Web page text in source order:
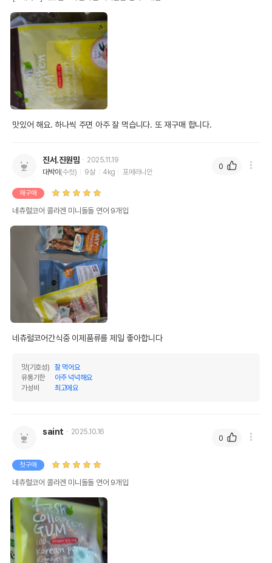
품명 및 모델명
법에 의한 인증,허가 등을
받았음을 확인할수 있는
경우 그에 대한 사항
제조국 또는 원산지
제조자,수입품의 경우
수입자를 함께 표기
또는 소비자상담 관련
전화번호
어바웃펫//1644-9601
유통기한
단, 상품명에 유통기한 명시된 경우, 해당
맛있어 해요. 하나씩 주면 아주 잘 먹습니다. 또 재구매 합니다.
진서.진원맘
2025.11.19
대박이 (수컷) 9살 4kg 포메라니안
재구매
네츄럴코어 콜라겐 미니돌돌 연어 9개입
네츄럴코어간식중 이제품류를 제일 좋아합니다
맛(기호성)
잘 먹어요
유통기한
아주 넉넉해요
가성비
최고에요
0
saint 2025.10.16
첫구매
네츄럴코어 콜라겐 미니돌돌 연어 9개입
0